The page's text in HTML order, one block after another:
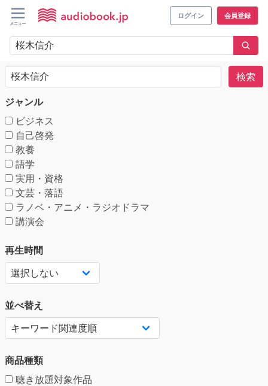
ログイン 会員登録
検索
ジャンル
ビジネス
自己啓発
教養
語学
実用・資格
文芸・落語
ラノベ・アニメ・ラジオドラマ
講演会
再生時間
並べ替え
商品種類
聴き放題対象作品